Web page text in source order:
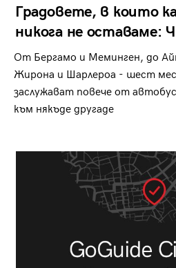
Градовете, в които
никога не оставаме:
От Бергамо и Меминген, до
Жирона и Шарлероа - шест
заслужават повече от
към някъде другаде